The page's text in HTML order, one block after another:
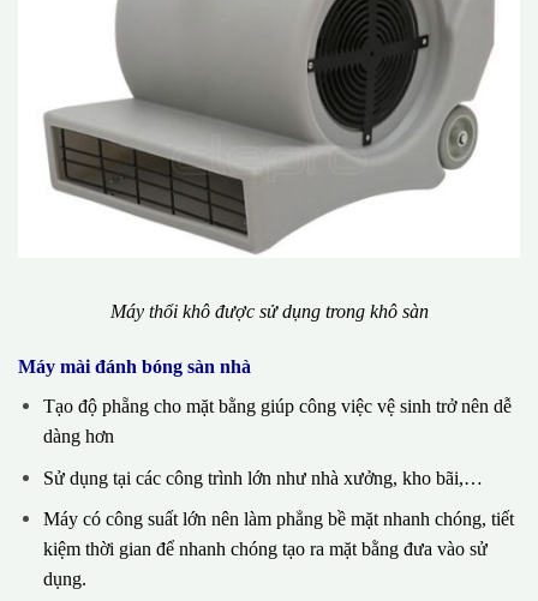
Máy thổi khô được sử dụng trong khô sàn
Máy mài đánh bóng sàn nhà
Tạo độ phẵng cho mặt bằng giúp công việc vệ sinh trở nên dễ
dàng hơn
Sử dụng tại các công trình lớn như nhà xưởng, kho bãi,…
Máy có công suất lớn nên làm phẳng bề mặt nhanh chóng, tiết
kiệm thời gian để nhanh chóng tạo ra mặt bằng đưa vào sử
dụng.